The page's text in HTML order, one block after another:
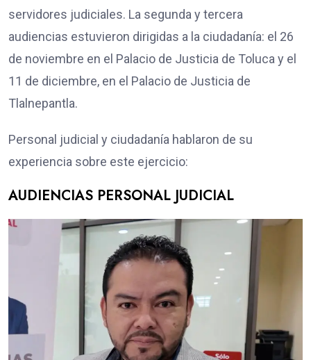
servidores judiciales. La segunda y tercera
audiencias estuvieron dirigidas a la ciudadanía: el 26
de noviembre en el Palacio de Justicia de Toluca y el
11 de diciembre, en el Palacio de Justicia de
Tlalnepantla.
Personal judicial y ciudadanía hablaron de su
experiencia sobre este ejercicio:
AUDIENCIAS PERSONAL JUDICIAL